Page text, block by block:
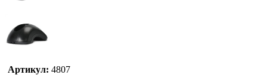
Артикул: 4807